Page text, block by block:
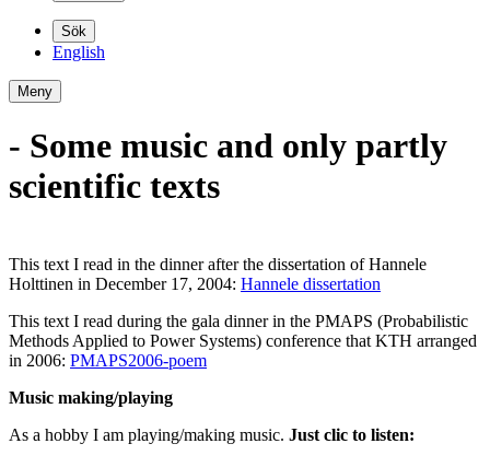
Sök
English
Meny
- Some music and only partly
scientific texts
This text I read in the dinner after the dissertation of Hannele
Holttinen in December 17, 2004: Hannele dissertation
This text I read during the gala dinner in the PMAPS (Probabilistic
Methods Applied to Power Systems) conference that KTH arranged
in 2006: PMAPS2006-poem
Music making/playing
As a hobby I am playing/making music. Just clic to listen: